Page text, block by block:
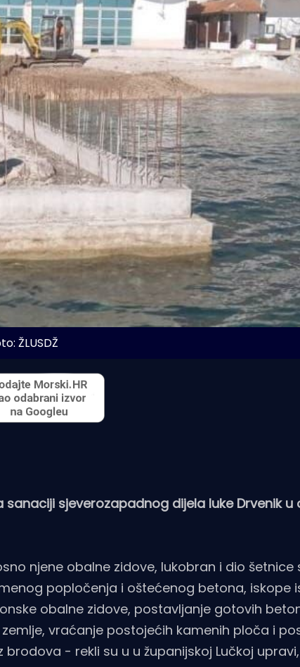
ŽLUSDŽ
sjeverozapadnog dijela luke Drvenik u
njene obalne zidove, lukobran i dio šetnice
popločenja i oštećenog betona, iskope
obalne zidove, postavljanje gotovih
vraćanje postojećih kamenih ploča i
- rekli su u u županijskoj Lučkoj